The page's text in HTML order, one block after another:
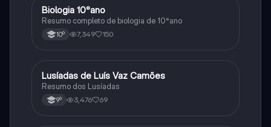
Biologia
Biologia 10°ano
Resumo completo de biologia de 10°ano
10º 7,349 150
Português
Lusíadas de Luís Vaz Camões
Resumo dos Lusíadas
9º 3,476 69